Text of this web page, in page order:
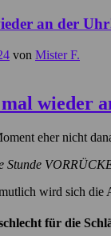
an der
von Mister F.
eher nicht
Stunde
wird sich die
für die